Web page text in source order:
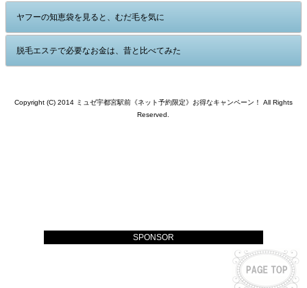
ヤフーの知恵袋を見ると、むだ毛を気に
脱毛エステで必要なお金は、昔と比べてみた
Copyright (C) 2014 ミュゼ宇都宮駅前《ネット予約限定》お得なキャンペーン！ All Rights
Reserved.
SPONSOR